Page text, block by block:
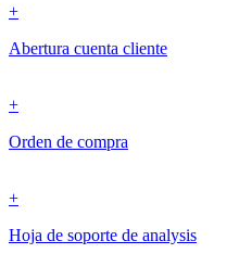
+
Abertura cuenta cliente
+
Orden de compra
+
Hoja de soporte de analysis